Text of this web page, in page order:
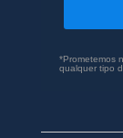
*Prometemos
qualquer tipo